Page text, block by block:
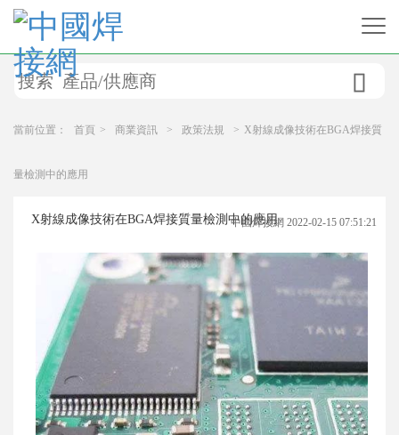

當前位置： 首頁 > 商業資訊 > 政策法規 > X射線成像技術在BGA焊接質
量檢測中的應用
X射線成像技術在BGA焊接質量檢測中的應用中國焊接網 2022-02-15 07:51:21